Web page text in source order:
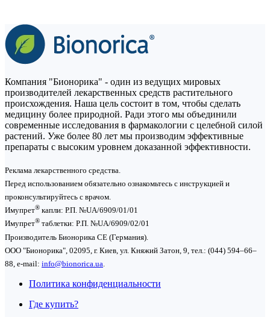
Компания "Бионорика" - один из ведущих мировых
производителей лекарственных средств растительного
происхождения. Наша цель состоит в том, чтобы сделать
медицину более природной. Ради этого мы объединили
современные исследования в фармакологии с целебной силой
растений. Уже более 80 лет мы производим эффективные
препараты с высоким уровнем доказанной эффективности.
Реклама лекарственного средства.
Перед использованием обязательно ознакомьтесь с инструкцией и
проконсультируйтесь с врачом.
Имупрет® капли: Р.П. №UA/6909/01/01
Имупрет® таблетки: P.П. №UA/6909/02/01
Производитель Бионорика СЕ (Германия).
ООО "Бионорика", 02095, г. Киев, ул. Княжий Затон, 9, тел.: (044) 594–66–
88, e-mail: info@bionorica.ua.
Политика конфиденциальности
Где купить?